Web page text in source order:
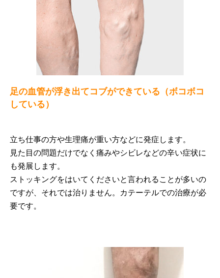
足の血管が浮き出てコブができている（ボコボコ
している）
立ち仕事の方や生理痛が重い方などに発症します。
見た目の問題だけでなく痛みやシビレなどの辛い症状に
も発展します。
ストッキングをはいてくださいと言われることが多いの
ですが、それでは治りません。カテーテルでの治療が必
要です。